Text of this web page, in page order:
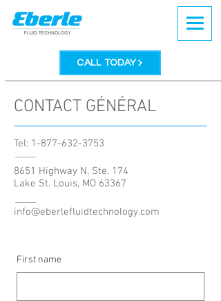
CALL TODAY
CONTACT GÉNÉRAL
Tel: 1-877-632-3753
8651 Highway N, Ste. 174
Lake St. Louis, MO 63367
info@eberlefluidtechnology.com
First name